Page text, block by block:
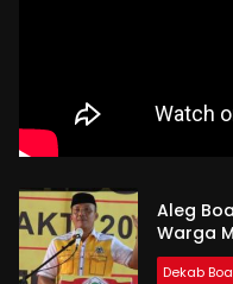
Aleg Boalemo, Lahmudin Hambali, Ajak
Warga
Dekab